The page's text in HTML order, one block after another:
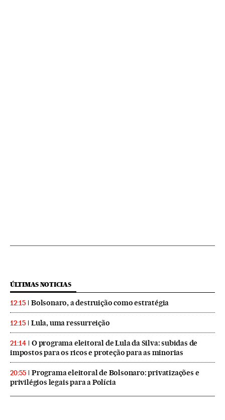
ÚLTIMAS NOTICIAS
12:15 Bolsonaro, a destruição como estratégia
12:15 Lula, uma ressurreição
21:14
O programa eleitoral de Lula da Silva: subidas de
impostos para os ricos e proteção para as minorias
20:55
Programa eleitoral de Bolsonaro: privatizações e
privilégios legais para a Polícia